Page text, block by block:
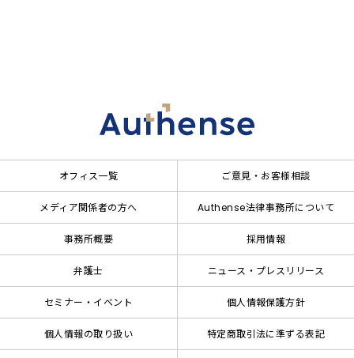
オフィス一覧 ご意見・お客様相談
メディア関係者の方へ Authense法律事務所について
事務所概要 採用情報
弁護士 ニュース・プレスリリース
セミナー・イベント 個人情報保護方針
個人情報の取り扱い 特定商取引法に準ずる表記